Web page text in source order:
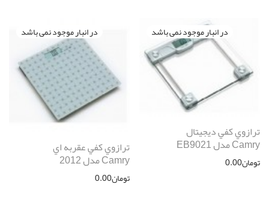
ترازوي كفي ديجيتال
Camry مدل EB9021
تومان0.00
ترازوي كفي عقربه اي
Camry مدل 2012
تومان0.00